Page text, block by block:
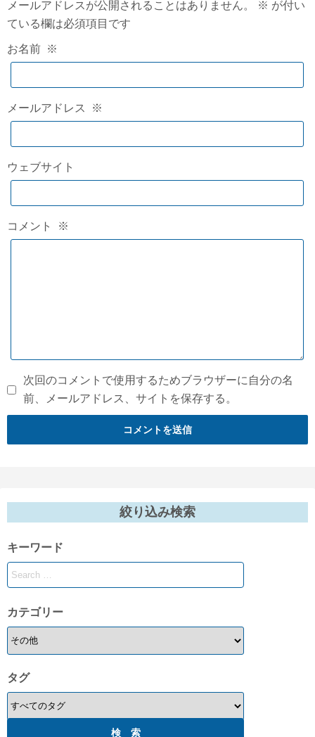
メールアドレスが公開されることはありません。 ※ が付い
ている欄は必須項目です
お名前 ※
メールアドレス ※
ウェブサイト
コメント ※
次回のコメントで使用するためブラウザーに自分の名
前、メールアドレス、サイトを保存する。
絞り込み検索
キーワード
カテゴリー
タグ